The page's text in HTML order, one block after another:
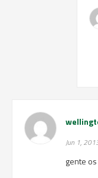
Jun 1,
gente